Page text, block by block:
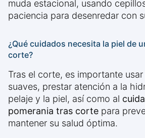
muda estacional, usando
paciencia para desenredar con
¿Qué cuidados necesita la piel de
corte?
Tras el corte, es importante
suaves, prestar atención a la
pelaje y la piel, así como al
pomerania tras corte para
mantener su salud óptima.